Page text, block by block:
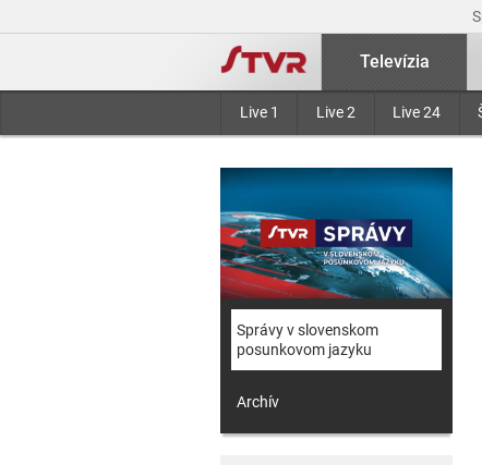
Televízia
Live 1 Live 2 Live 24
Správy v slovenskom
posunkovom jazyku
Archív